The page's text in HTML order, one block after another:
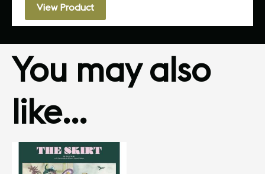
View Product
You may also
like…